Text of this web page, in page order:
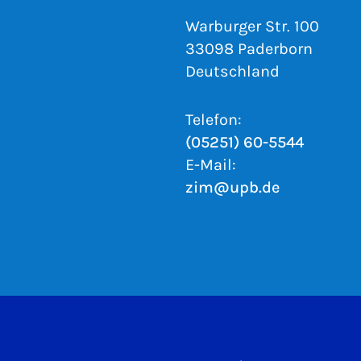
Warburger Str. 100
33098 Paderborn
Deutschland
Telefon:
(05251) 60-5544
E-Mail:
zim@upb.de